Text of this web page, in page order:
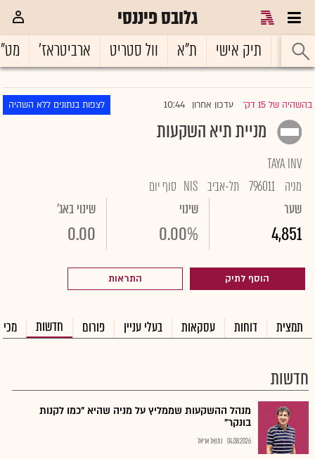
גלובס פיננסי
ראשי תיק אישי ת"א וול סטריט ארביטראז'
בהשהיה של 15 דק' |עדכון אחרון 10:44 לצפות בנתונים ללא השהיה
מניית תיא השקעות
TAYA INV
מניה 796011 תל-אביב NIS סוף יום
שער
4,851
שינוי
0.00%
שינוי באג'
0.00
הוסף לתיק התראות
תמצית דוחות עסקאות בעלי עניין פורום חדשות
חדשות
מנהל ההשקעות שממליץ על מניה שהיא "כמו לקנות
בונקר"
04.08.2026 נתנאל אריאל